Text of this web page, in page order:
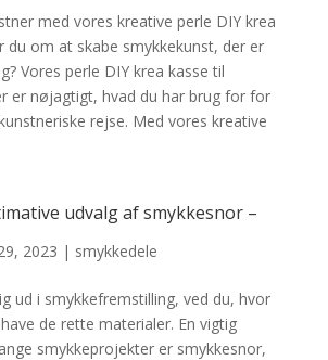
med vores kreative perle DIY krea
du om at skabe smykkekunst, der er
Vores perle DIY krea kasse til
er nøjagtigt, hvad du har brug for for
rejse. Med vores kreative
udvalg af smykkesnor –
2023 | smykkedele
ud i smykkefremstilling, ved du, hvor
de rette materialer. En vigtig
smykkeprojekter er smykkesnor,